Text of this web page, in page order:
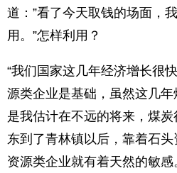
道：”看了今天取钱的场面，
用。”怎样利用？
“我们国家这几年经济增长很
源类企业是基础，虽然这几
是我估计在不远的将来，煤
东到了青林镇以后，靠着石
资源类企业就有着天然的敏